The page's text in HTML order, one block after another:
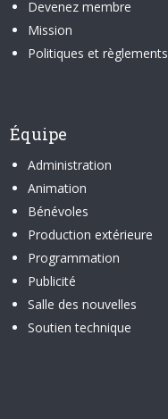
Devenez membre
Mission
Politiques et règlements
Équipe
Administration
Animation
Bénévoles
Production extérieure
Programmation
Publicité
Salle des nouvelles
Soutien technique